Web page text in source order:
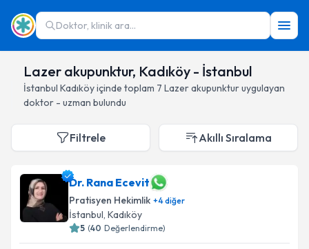
Doktor, klinik ara...
Lazer akupunktur, Kadıköy - İstanbul
İstanbul Kadıköyiçinde toplam 7 Lazer akupunkturuygulayan
doktor - uzman bulundu
Filtrele Akıllı Sıralama
Dr. Rana Ecevit
Pratisyen Hekimlik +4diğer
İstanbul, Kadıköy
5 (40 Değerlendirme)